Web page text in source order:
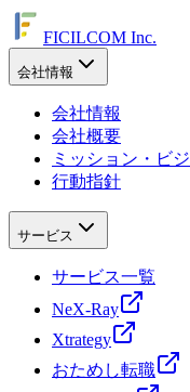
FICILCOM Inc.
会社情報
会社情報
会社概要
ミッション・ビ
行動指針
サービス
サービス一覧
NeX-Ray
Xtrategy
おためし転職